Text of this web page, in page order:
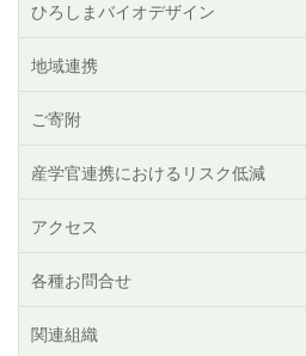
ひろしまバイオデザイン
地域連携
ご寄附
産学官連携におけるリスク低減
アクセス
各種お問合せ
関連組織